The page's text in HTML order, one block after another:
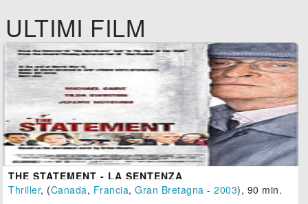
ULTIMI FILM
THE STATEMENT - LA SENTENZA
Thriller, (Canada, Francia,Gran Bretagna -2003), 90 min.